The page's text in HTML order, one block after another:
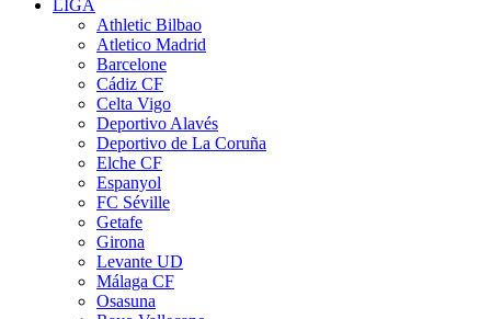
LIGA
Athletic Bilbao
Atletico Madrid
Barcelone
Cádiz CF
Celta Vigo
Deportivo Alavés
Deportivo de La Coruña
Elche CF
Espanyol
FC Séville
Getafe
Girona
Levante UD
Málaga CF
Osasuna